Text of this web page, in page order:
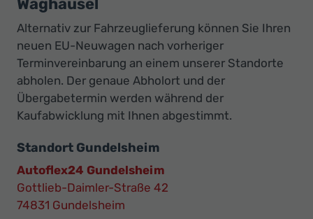
Waghäusel
Alternativ zur Fahrzeuglieferung können Sie Ihren
neuen EU-Neuwagen nach vorheriger
Terminvereinbarung an einem unserer Standorte
abholen. Der genaue Abholort und der
Übergabetermin werden während der
Kaufabwicklung mit Ihnen abgestimmt.
Standort Gundelsheim
Autoflex24 Gundelsheim
Gottlieb-Daimler-Straße 42
74831 Gundelsheim